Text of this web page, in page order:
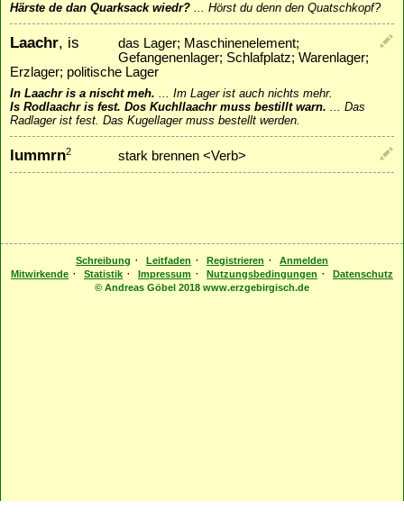
Härste de dan Quarksack wiedr? ... Hörst du denn den Quatschkopf?
Laachr, is
das Lager; Maschinenelement;
Gefangenenlager; Schlafplatz; Warenlager;
Erzlager; politische Lager
In Laachr is a nischt meh. ... Im Lager ist auch nichts mehr.
Is Rodlaachr is fest. Dos Kuchllaachr muss bestillt warn. ... Das
Radlager ist fest. Das Kugellager muss bestellt werden.
lummrn2 stark brennen <Verb>
Schreibung · Leitfaden · Registrieren ·
Anmelden
Mitwirkende · Statistik · Impressum · Nutzungsbedingungen ·
Datenschutz
© Andreas Göbel 2018 www.erzgebirgisch.de